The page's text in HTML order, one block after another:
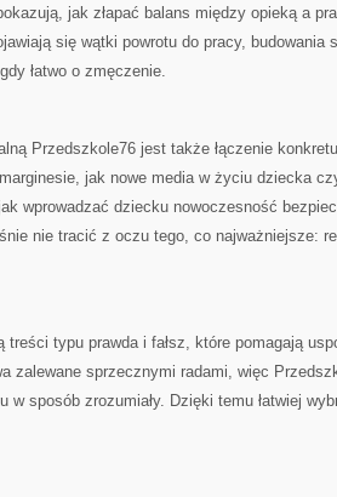
jak złapać balans między opieką a
się wątki powrotu do pracy, budowania
łatwo o zmęczenie.
Przedszkole76 jest także łączenie
marginesie, jak nowe media w życiu dziecka
wprowadzać dziecku nowoczesność
nie tracić z oczu tego, co najważniejsze:
treści typu prawda i fałsz, które pomagają
zalewane sprzecznymi radami, więc
w sposób zrozumiały. Dzięki temu łatwiej